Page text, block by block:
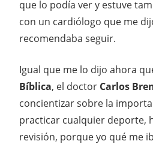
que lo podía ver y estuve
con un cardiólogo que me
recomendaba seguir.
Igual que me lo dijo ahora
Bíblica, el doctor Carlos
concientizar sobre la
practicar cualquier deporte,
revisión, porque yo qué me